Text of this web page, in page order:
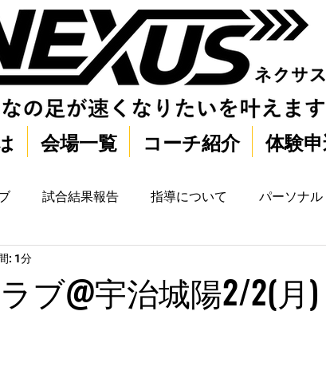
会場一覧 コーチ紹介 体験
試合結果報告 指導について パーソナ
ブ@宇治城陽2/2(月)
: 1分